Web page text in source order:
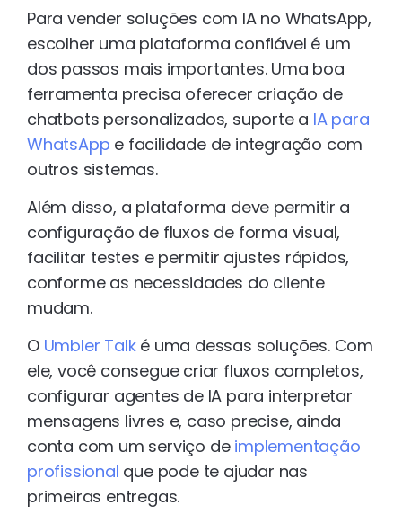
Para vender soluções com IA no WhatsApp,
escolher uma plataforma confiável é um
dos passos mais importantes. Uma boa
ferramenta precisa oferecer criação de
chatbots personalizados, suporte a IA para
WhatsApp e facilidade de integração com
outros sistemas.
Além disso, a plataforma deve permitir a
configuração de fluxos de forma visual,
facilitar testes e permitir ajustes rápidos,
conforme as necessidades do cliente
mudam.
O Umbler Talké uma dessas soluções. Com
ele, você consegue criar fluxos completos,
configurar agentes de IA para interpretar
mensagens livres e, caso precise, ainda
conta com um serviço de implementação
profissional que pode te ajudar nas
primeiras entregas.